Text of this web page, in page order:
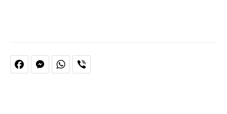
FacebookMessengerWhatsApp